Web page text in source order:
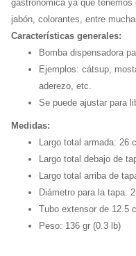
gastronómica ya que
jabón, colorantes, entre
Características generales:
Bomba dispensadora
Ejemplos: cátsup,
aderezo, etc.
Se puede ajustar para
Medidas:
Largo total armada: 26
Largo total debajo de
Largo total arriba de
Diámetro para la tapa:
Tubo extensor de 12.5
Peso: 136 gr (0.3 lb)